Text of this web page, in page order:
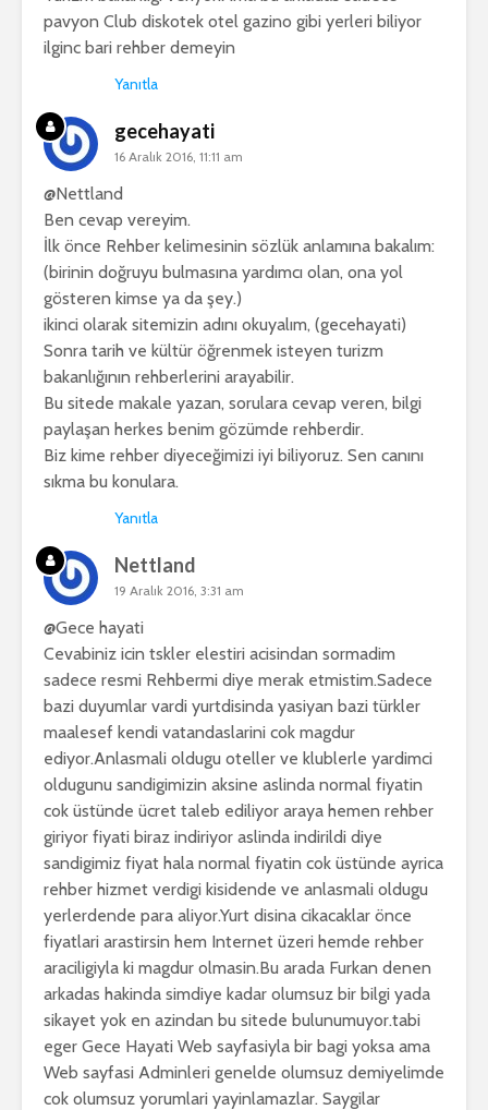
pavyon Club diskotek otel gazino gibi yerleri biliyor
ilginc bari rehber demeyin
Yanıtla
gecehayati
16 Aralık 2016, 11:11 am
@Nettland
Ben cevap vereyim.
İlk önce Rehber kelimesinin sözlük anlamına bakalım:
(birinin doğruyu bulmasına yardımcı olan, ona yol
gösteren kimse ya da şey.)
ikinci olarak sitemizin adını okuyalım, (gecehayati)
Sonra tarih ve kültür öğrenmek isteyen turizm
bakanlığının rehberlerini arayabilir.
Bu sitede makale yazan, sorulara cevap veren, bilgi
paylaşan herkes benim gözümde rehberdir.
Biz kime rehber diyeceğimizi iyi biliyoruz. Sen canını
sıkma bu konulara.
Yanıtla
Nettland
19 Aralık 2016, 3:31 am
@Gece hayati
Cevabiniz icin tskler elestiri acisindan sormadim
sadece resmi Rehbermi diye merak etmistim.Sadece
bazi duyumlar vardi yurtdisinda yasiyan bazi türkler
maalesef kendi vatandaslarini cok magdur
ediyor.Anlasmali oldugu oteller ve klublerle yardimci
oldugunu sandigimizin aksine aslinda normal fiyatin
cok üstünde ücret taleb ediliyor araya hemen rehber
giriyor fiyati biraz indiriyor aslinda indirildi diye
sandigimiz fiyat hala normal fiyatin cok üstünde ayrica
rehber hizmet verdigi kisidende ve anlasmali oldugu
yerlerdende para aliyor.Yurt disina cikacaklar önce
fiyatlari arastirsin hem Internet üzeri hemde rehber
araciligiyla ki magdur olmasin.Bu arada Furkan denen
arkadas hakinda simdiye kadar olumsuz bir bilgi yada
sikayet yok en azindan bu sitede bulunumuyor.tabi
eger Gece Hayati Web sayfasiyla bir bagi yoksa ama
Web sayfasi Adminleri genelde olumsuz demiyelimde
cok olumsuz yorumlari yayinlamazlar. Saygilar